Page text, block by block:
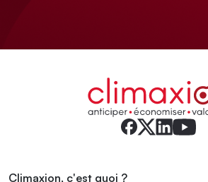
Climaxion, c'est quoi ?